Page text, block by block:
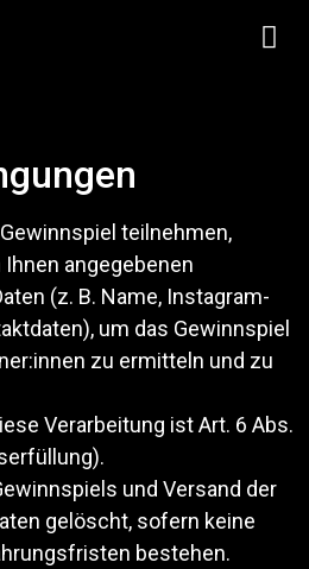
teilnehmen,
angegebenen
(z. B. Name, Instagram-
um das Gewinnspiel
zu ermitteln und zu
Verarbeitung ist Art. 6 Abs.
und Versand der
gelöscht, sofern keine
bestehen.